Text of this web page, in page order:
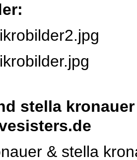
stella kronauer
& stella